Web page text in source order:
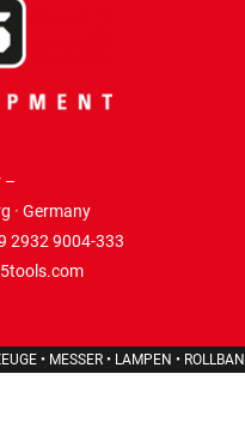
–
· Germany
2932 9004-333
• MESSER • LAMPEN •